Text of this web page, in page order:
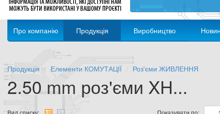
Про компанію Продукція Виробництво
Продукція Елементи КОМУТАЦІЇ Роз'єми ЖИВЛЕННЯ
2.50 mm роз'єми XH...
Вид списку: Показувати по: